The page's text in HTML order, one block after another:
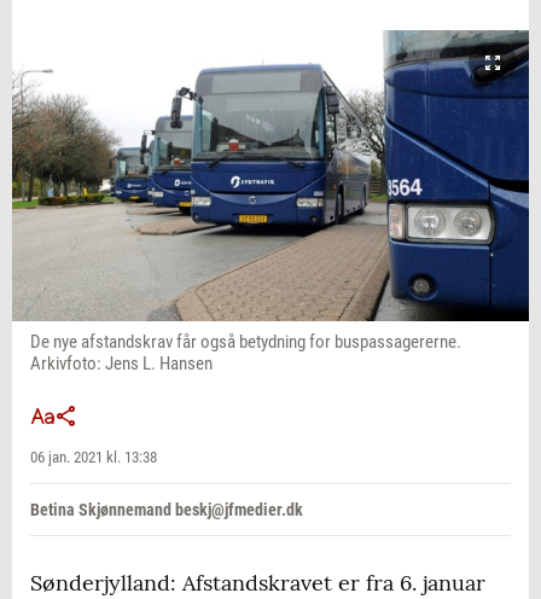
De nye afstandskrav får også betydning for buspassagererne.
Arkivfoto: Jens L. Hansen
06 jan. 2021 kl. 13:38
Betina Skjønnemand beskj@jfmedier.dk
Sønderjylland: Afstandskravet er fra 6. januar